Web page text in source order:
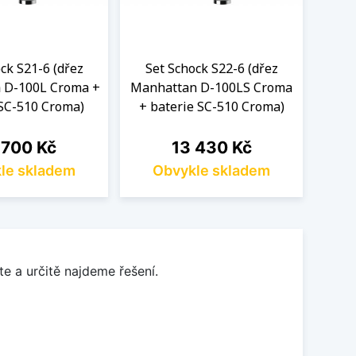
S21-6 (dřez
100L Croma +
510 Croma)
Kč
skladem
Set Schock S22-6 (dřez
Manhattan D-100LS Croma
+ baterie SC-510 Croma)
Cena
13 430 Kč
Obvykle skladem
a určitě najdeme řešení.